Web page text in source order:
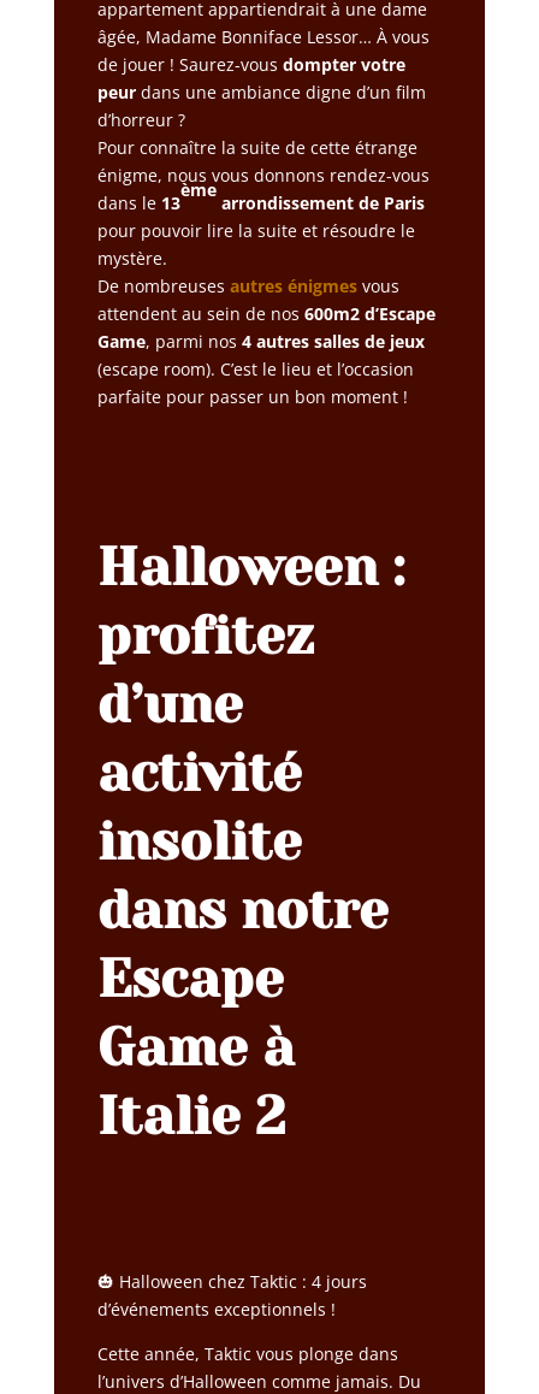
appartement appartiendrait à une dame
âgée, Madame Bonniface Lessor… À vous
de jouer ! Saurez-vous dompter votre
peurdans une ambiance digne d’un film
d’horreur ?
Pour connaître la suite de cette étrange
énigme, nous vous donnons rendez-vous
dans le 13
ème
arrondissement de Paris
pour pouvoir lire la suite et résoudre le
mystère.
De nombreuses autres énigmesvous
attendent au sein de nos 600m2 d’Escape
Game, parmi nos 4 autres salles de jeux
(escape room). C’est le lieu et l’occasion
parfaite pour passer un bon moment !
Halloween :
profitez
d’une
activité
insolite
dans notre
Escape
Game à
Italie 2
🎃 Halloween chez Taktic : 4 jours
d’événements exceptionnels !
Cette année, Taktic vous plonge dans
l’univers d’Halloween comme jamais. Du